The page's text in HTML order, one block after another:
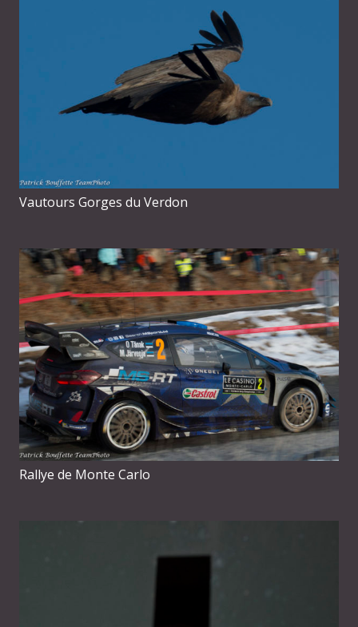
Vautours Gorges du Verdon
Rallye de Monte Carlo